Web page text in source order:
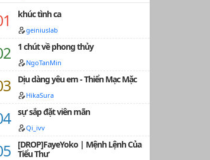
khúc tình ca
geiniuslab
1 chút về phong thủy
NgoTanMin
Dịu dàng yêu em - Thiển Mạc Mặc
HikaSura
sự sắp đặt viên mãn
Qi_ivv
[DROP]FayeYoko | Mệnh Lệnh Của
Tiểu Thư